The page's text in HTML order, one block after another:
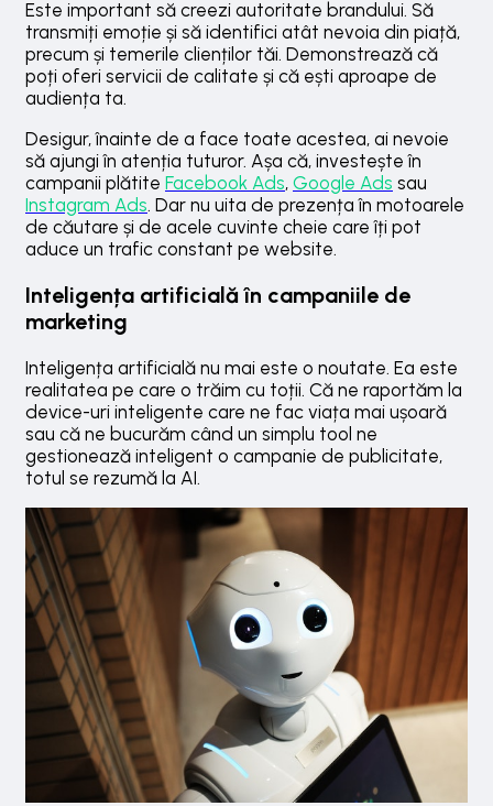
Este important să creezi autoritate brandului. Să
transmiți emoție și să identifici atât nevoia din piață,
precum și temerile clienților tăi. Demonstrează că
poți oferi servicii de calitate și că ești aproape de
audiența ta.
Desigur, înainte de a face toate acestea, ai nevoie
să ajungi în atenția tuturor. Așa că, investește în
campanii plătite Facebook Ads, Google Ads sau
Instagram Ads. Dar nu uita de prezența în motoarele
de căutare și de acele cuvinte cheie care îți pot
aduce un trafic constant pe website.
Inteligența artificială în campaniile de
marketing
Inteligența artificială nu mai este o noutate. Ea este
realitatea pe care o trăim cu toții. Că ne raportăm la
device-uri inteligente care ne fac viața mai ușoară
sau că ne bucurăm când un simplu tool ne
gestionează inteligent o campanie de publicitate,
totul se rezumă la AI.